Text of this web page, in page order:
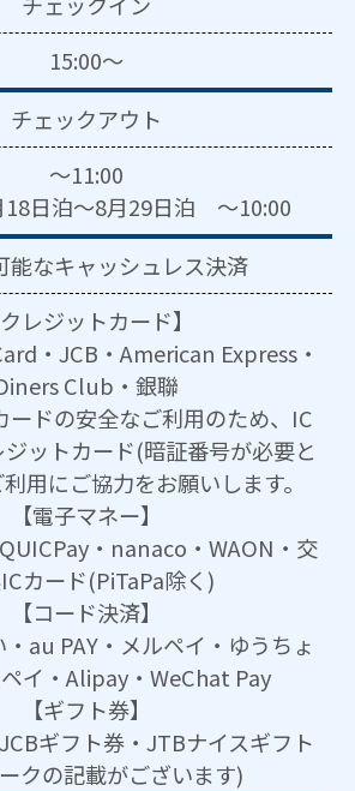
15:00～
チェックアウト
～11:00
日泊～8月29日泊 ～10:00
能なキャッシュレス決済
クレジットカード】
・JCB・American Express・
Club・銀聯
ドの安全なご利用のため、IC
ットカード(暗証番号が必要と
用にご協力をお願いします。
【電子マネー】
・nanaco・WAON・交
カード(PiTaPa除く)
【コード決済】
au PAY・メルペイ・ゆうちょ
イ・Alipay・WeChat Pay
【ギフト券】
ギフト券・JTBナイスギフト
クの記載がございます)